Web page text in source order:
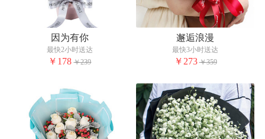
因为有你
最快2小时送达
￥178 ￥239
邂逅浪漫
最快3小时送达
￥273 ￥359